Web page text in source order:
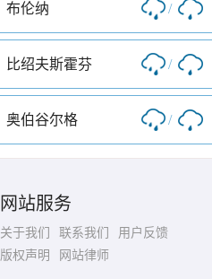
布伦纳 /
比绍夫斯霍芬 /
奥伯谷尔格 /
网站服务
关于我们 联系我们
用户反馈
版权声明
网站律师